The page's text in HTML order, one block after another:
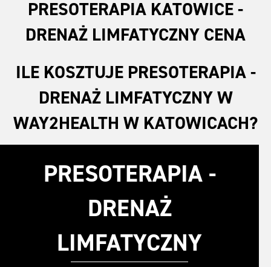
PRESOTERAPIA KATOWICE -
DRENAŻ LIMFATYCZNY CENA
ILE KOSZTUJE PRESOTERAPIA -
DRENAŻ LIMFATYCZNY W
WAY2HEALTH W KATOWICACH?
PRESOTERAPIA -
DRENAŻ
LIMFATYCZNY